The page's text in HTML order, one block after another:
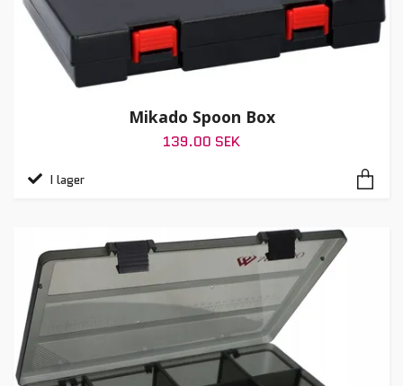
Mikado Spoon Box
139.00 SEK
I lager